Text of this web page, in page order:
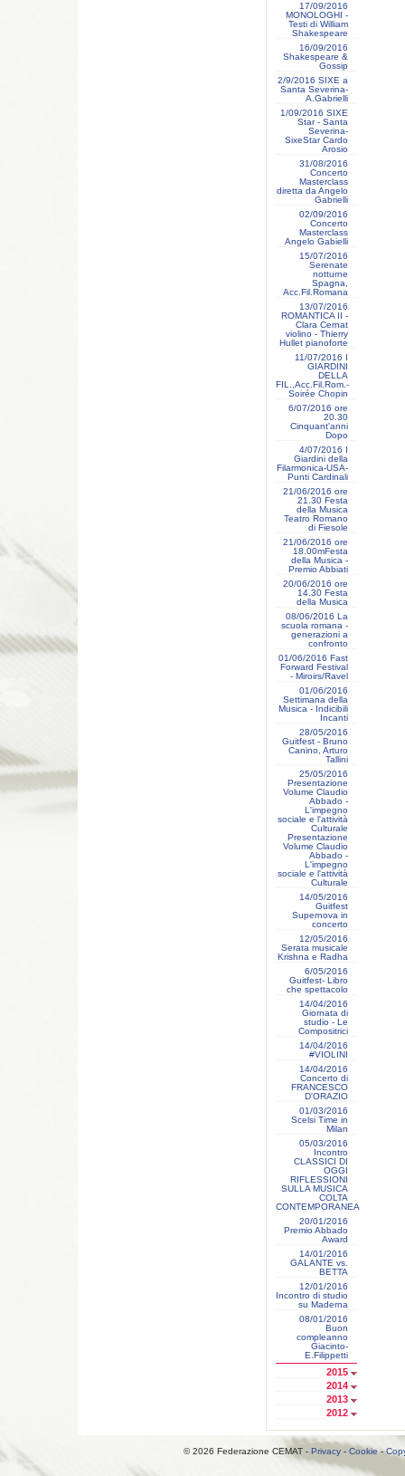
17/09/2016
MONOLOGHI -
Testi di William
Shakespeare
16/09/2016
Shakespeare &
Gossip
2/9/2016 SIXE a
Santa Severina-
A.Gabrielli
1/09/2016 SIXE
Star - Santa
Severina-
SixeStar Cardo
Arosio
31/08/2016
Concerto
Masterclass
diretta da Angelo
Gabrielli
02/09/2016
Concerto
Masterclass
Angelo Gabielli
15/07/2016
Serenate
notturne
Spagna,
Acc.Fil.Romana
13/07/2016
ROMANTICA II -
Clara Cernat
violino - Thierry
Hullet pianoforte
11/07/2016 I
GIARDINI
DELLA
FIL.,Acc.Fil.Rom.-
Soirée Chopin
6/07/2016 ore
20.30
Cinquant'anni
Dopo
4/07/2016 I
Giardini della
Filarmonica-USA-
Punti Cardinali
21/06/2016 ore
21.30 Festa
della Musica
Teatro Romano
di Fiesole
21/06/2016 ore
18.00mFesta
della Musica -
Premio Abbiati
20/06/2016 ore
14.30 Festa
della Musica
08/06/2016 La
scuola romana -
generazioni a
confronto
01/06/2016 Fast
Forward Festival
- Miroirs/Ravel
01/06/2016
Settimana della
Musica - Indicibili
Incanti
28/05/2016
Guitfest - Bruno
Canino, Arturo
Tallini
25/05/2016
Presentazione
Volume Claudio
Abbado -
L'impegno
sociale e l'attività
Culturale
Presentazione
Volume Claudio
Abbado -
L'impegno
sociale e l'attività
Culturale
14/05/2016
Guitfest
Supernova in
concerto
12/05/2016
Serata musicale
Krishna e Radha
6/05/2016
Guitfest- Libro
che spettacolo
14/04/2016
Giornata di
studio - Le
Compositrici
14/04/2016
#VIOLINI
14/04/2016
Concerto di
FRANCESCO
D'ORAZIO
01/03/2016
Scelsi Time in
Milan
05/03/2016
Incontro
CLASSICI DI
OGGI
RIFLESSIONI
SULLA MUSICA
COLTA
CONTEMPORANEA
20/01/2016
Premio Abbado
Award
14/01/2016
GALANTE vs.
BETTA
12/01/2016
Incontro di studio
su Maderna
08/01/2016
Buon
compleanno
Giacinto-
E.Filippetti
2015
2014
2013
2012
© 2026 Federazione CEMAT - Privacy - Cookie-